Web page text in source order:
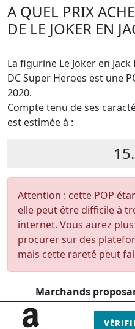
A QUEL PRIX
DE LE JOKER EN
La figurine Le Joker en
DC Super Heroes est une
2020.
Compte tenu de ses
est estimée à :
Attention : cette POP
elle peut être difficile à
internet. Vous aurez
procurer sur des
mais cette rareté peut
Marchands